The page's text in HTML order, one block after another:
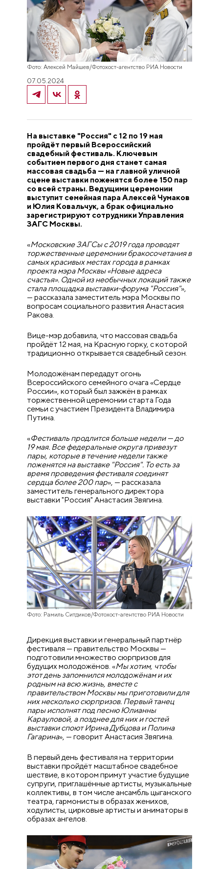
Фото: Алексей Майшев/Фотохост-агентство РИА Новости
07.05.2024
На выставке "Россия" с 12 по 19 мая
пройдёт первый Всероссийский
свадебный фестиваль. Ключевым
событием первого дня станет самая
массовая свадьба — на главной уличной
сцене выставки поженятся более 150 пар
со всей страны. Ведущими церемонии
выступит семейная пара Алексей Чумаков
и Юлия Ковальчук, а брак официально
зарегистрируют сотрудники Управления
ЗАГС Москвы.
«Московские ЗАГСы с 2019 года проводят
торжественные церемонии бракосочетания в
самых красивых местах города в рамках
проекта мэра Москвы «Новые адреса
счастья». Одной из необычных локаций также
стала площадка выставки-форума "Россия"»,
— рассказала заместитель мэра Москвы по
вопросам социального развития Анастасия
Ракова.
Вице-мэр добавила, что массовая свадьба
пройдёт 12 мая, на Красную горку, с которой
традиционно открывается свадебный сезон.
Молодожёнам передадут огонь
Всероссийского семейного очага «Сердце
России», который был зажжён в рамках
торжественной церемонии старта Года
семьи c участием Президента Владимира
Путина.
«Фестиваль продлится больше недели — до
19 мая. Все федеральные округа привезут
пары, которые в течение недели также
поженятся на выставке "Россия". То есть за
время проведения фестиваля соединят
сердца более 200 пар», — рассказала
заместитель генерального директора
выставки "Россия" Анастасия Звягина.
Фото: Рамиль Ситдиков/Фотохост-агентство РИА Новости
Дирекция выставки и генеральный партнёр
фестиваля — правительство Москвы —
подготовили множество сюрпризов для
будущих молодожёнов. «Мы хотим, чтобы
этот день запомнился молодожёнам и их
родным на всю жизнь, вместе с
правительством Москвы мы приготовили для
них несколько сюрпризов. Первый танец
пары исполнят под песню Юлианны
Карауловой, а позднее для них и гостей
выставки споют Ирина Дубцова и Полина
Гагарина», — говорит Анастасия Звягина.
В первый день фестиваля на территории
выставки пройдёт масштабное свадебное
шествие, в котором примут участие будущие
супруги, приглашённые артисты, музыкальные
коллективы, в том числе ансамбль цыганского
театра, гармонисты в образах женихов,
ходулисты, цирковые артисты и аниматоры в
образах ангелов.